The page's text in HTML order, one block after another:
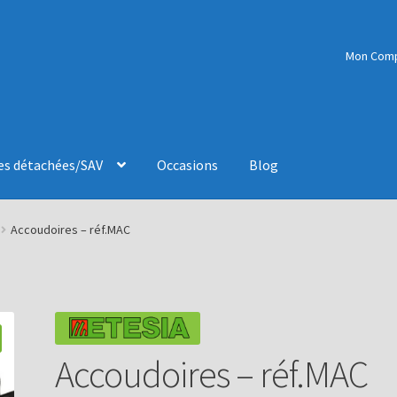
Mon
détachées/SAV Occasions Blog
Accoudoires – réf.MAC
Accoudoires – réf.MAC